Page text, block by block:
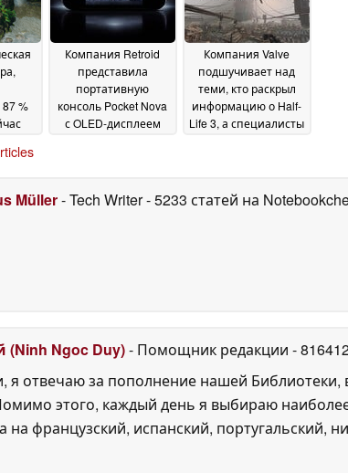
2026
%
22 June
Компания Retroid
представила
портативную
консоль Pocket Nova
с OLED-дисплеем
Компания Valve
подшучивает над
теми, кто раскрыл
информацию о Half-
Life 3, а специалисты
Müller- Tech Writer- 5233 статей на
Ngoc Duy)- Помощник редакции -
отвечаю за пополнение нашей
этого, каждый день я выбираю
французский, испанский, португальский,